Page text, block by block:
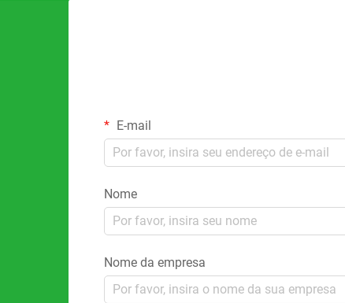
E-mail
Nome
Nome da empresa